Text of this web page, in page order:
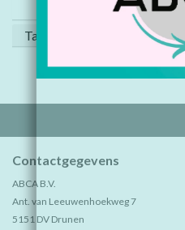
Tags (0)
Contactgegevens
ABCA B.V.
Ant. van Leeuwenhoekweg 7
5151 DV Drunen